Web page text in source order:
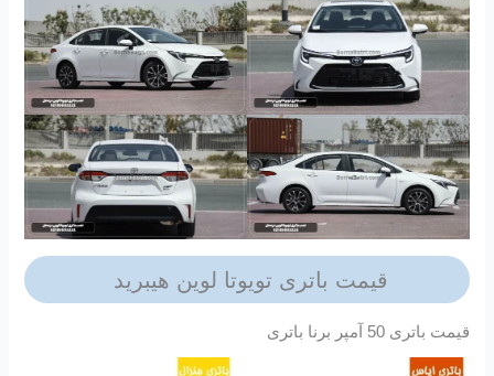
قیمت باتری تویوتا لوین هیبرید
قیمت باتری 50 آمپر برنا باتری